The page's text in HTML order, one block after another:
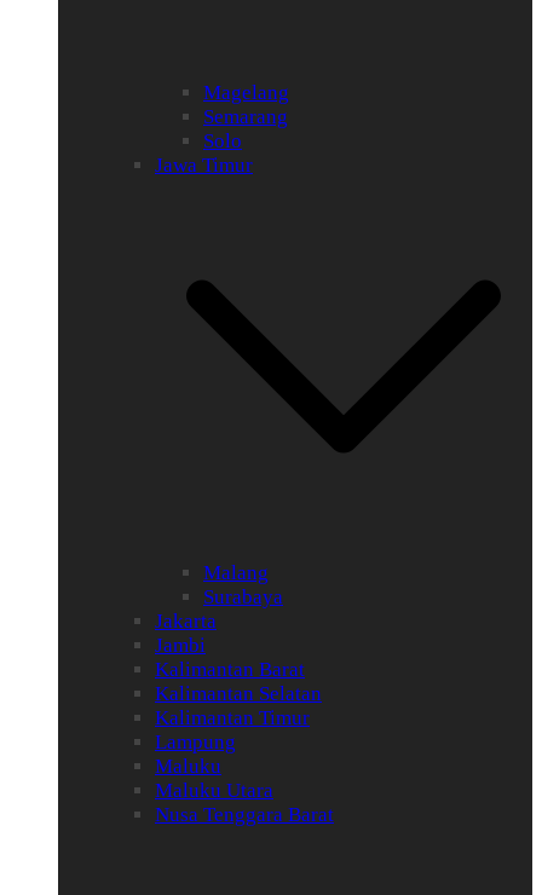
Magelang
Semarang
Solo
Jawa Timur
Malang
Surabaya
Jakarta
Jambi
Kalimantan Barat
Kalimantan Selatan
Kalimantan Timur
Lampung
Maluku
Maluku Utara
Nusa Tenggara Barat